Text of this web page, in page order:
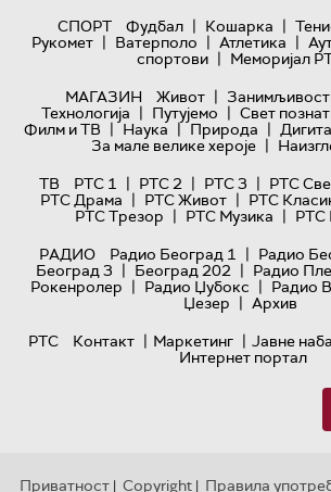
СПОРТ
Фудбал | Кошарка |
Рукомет | Ватерполо | Атлетика |
спортови | Меморијал
МАГАЗИН
Живот |
Технологијa | Путујемо | Свет
Филм и ТВ | Наука | Природа |
За мале велике хероје |
ТВ
РТС 1 | РТС 2 | РТС 3 | РТС
РТС Драма | РТС Живот | РТС
РТС Трезор | РТС Музика | РТС
РАДИО
Радио Београд 1 | Радио
Београд 3 | Београд 202 | Радио
Рокенролер | Радио Џубокс | Радио
Џезер | Архив
РТС
Контакт | Маркетинг | Јавне
Интернет портал
Приватност | Copyright | Правила